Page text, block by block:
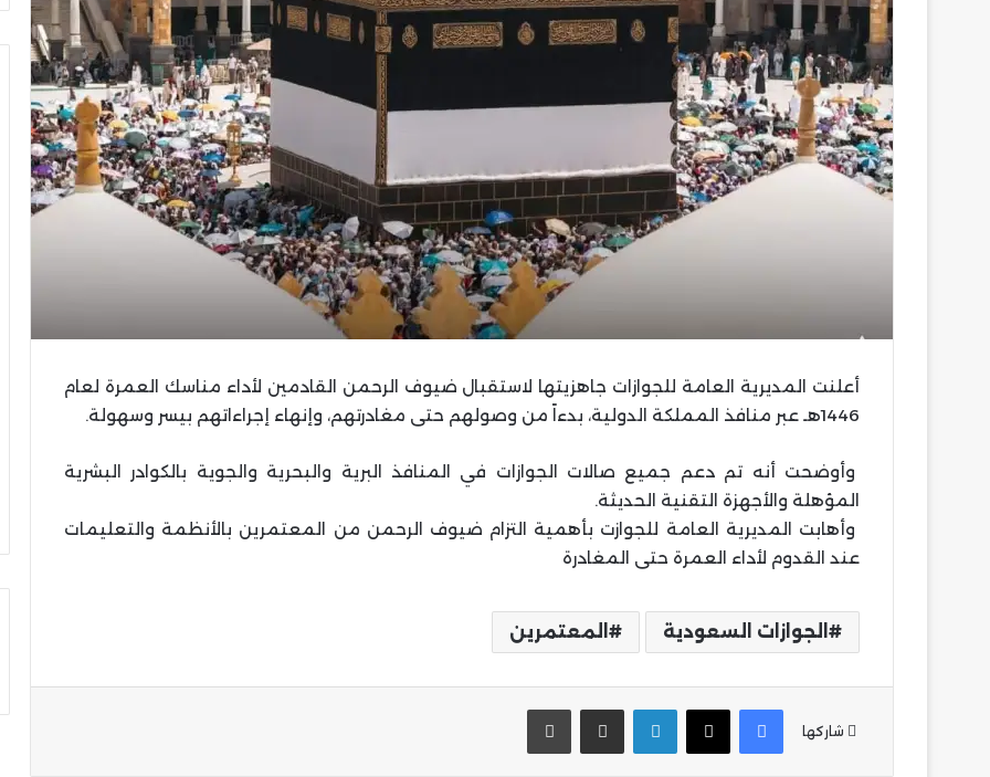
أعلنت المديرية العامة للجوازات جاهزيتها لاستقبال ضيوف الرحمن القادمين لأداء مناسك العمرة لعام
1446هـ عبر منافذ المملكة الدولية، بدءاً من وصولهم حتى مغادرتهم، وإنهاء إجراءاتهم بيسر وسهولة.
وأوضحت أنه تم دعم جميع صالات الجوازات في المنافذ البرية والبحرية والجوية بالكوادر البشرية
المؤهلة والأجهزة التقنية الحديثة.
وأهابت المديرية العامة للجوازت بأهمية التزام ضيوف الرحمن من المعتمرين بالأنظمة والتعليمات
عند القدوم لأداء العمرة حتى المغادرة
الجوازات السعودية المعتمرين
شاركها
فيسبوك
‫X لينكدإن مشاركة عبر البريد طباعة